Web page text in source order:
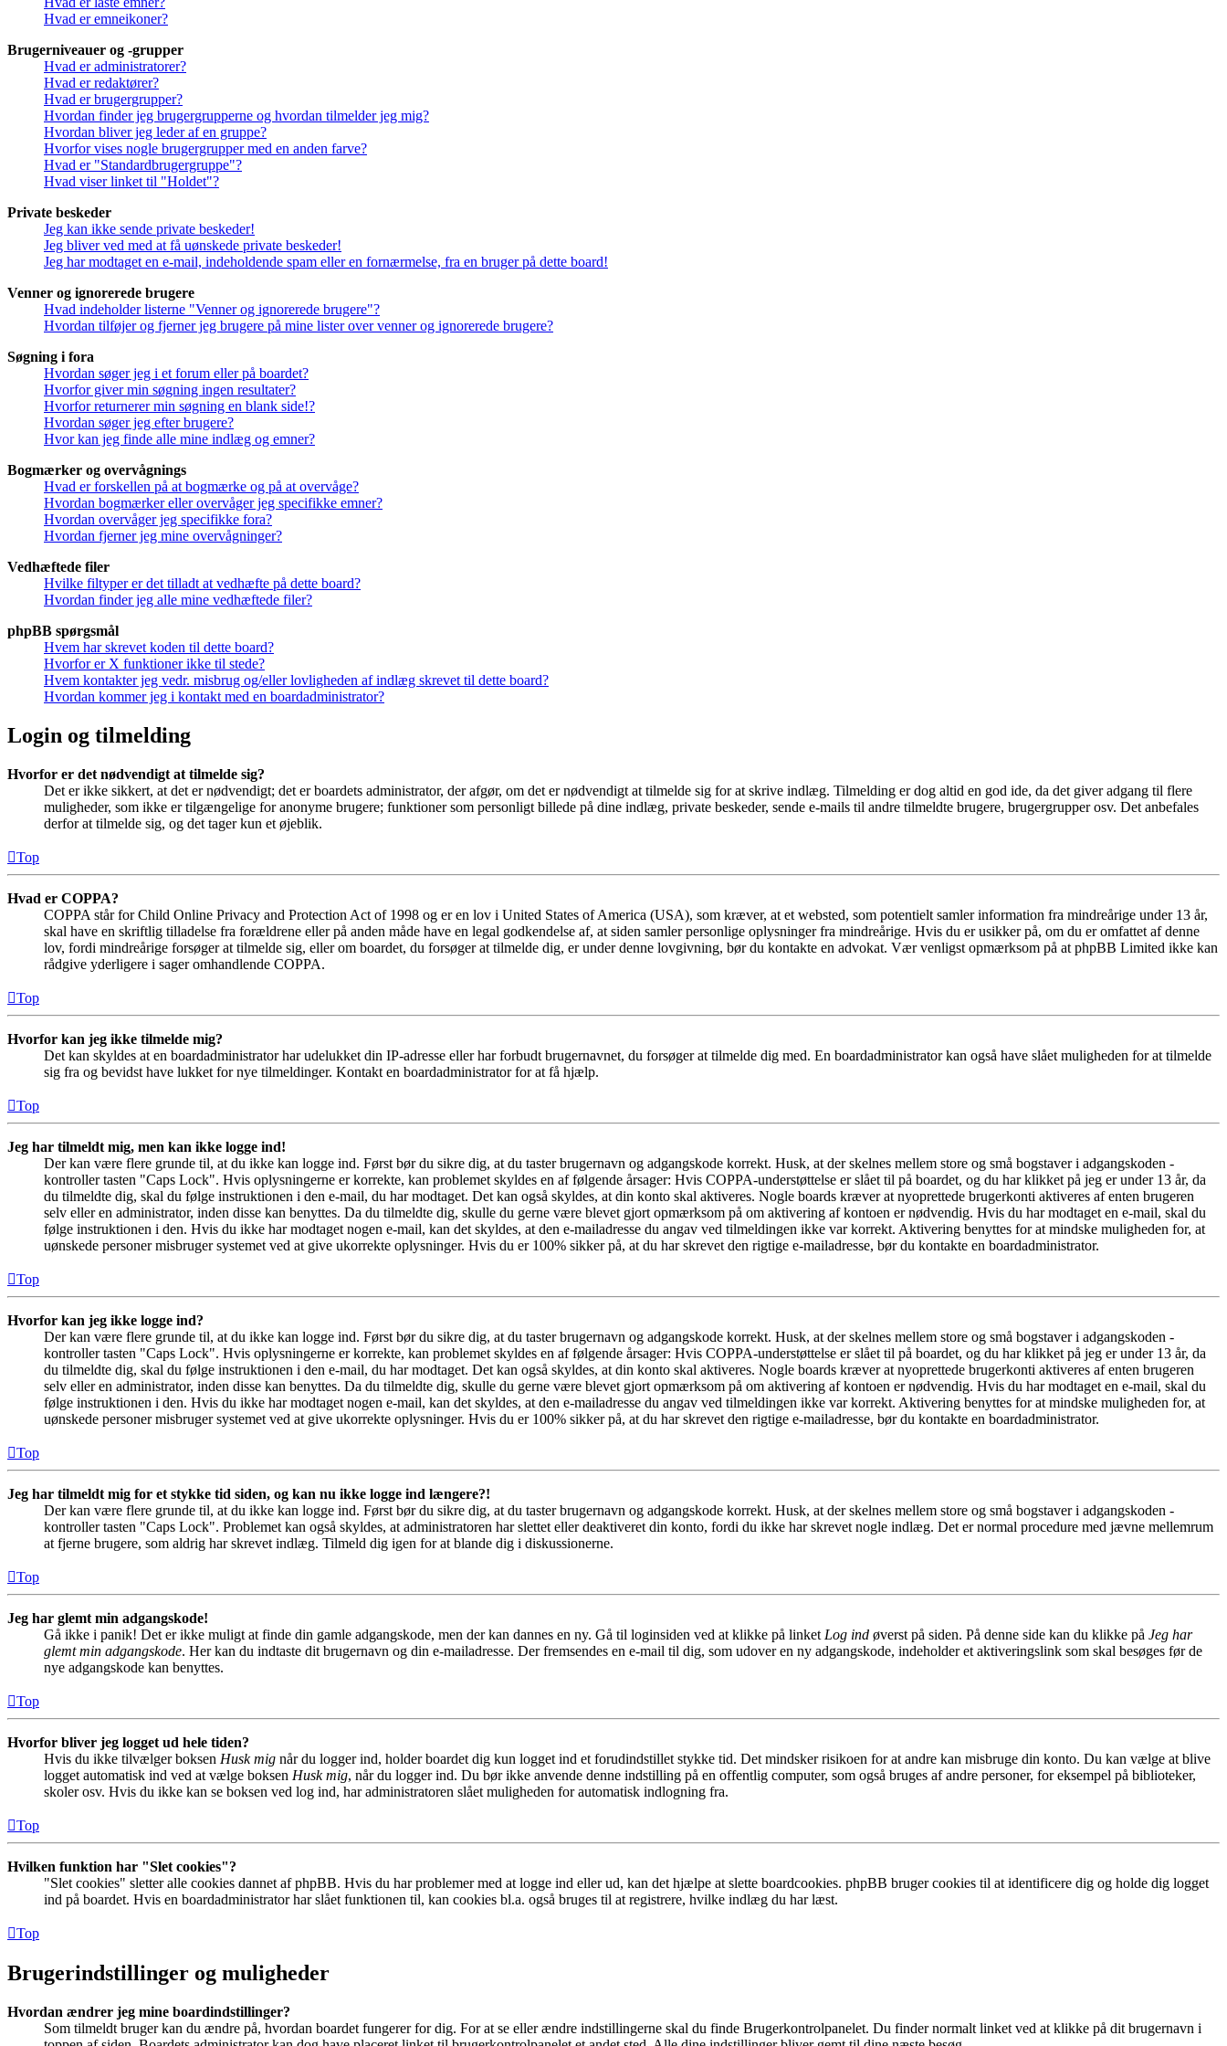
Hvad er emneikoner?
Brugerniveauer og -grupper
Hvad er administratorer?
Hvad er redaktører?
Hvad er brugergrupper?
Hvordan finder jeg brugergrupperne og hvordan tilmelder jeg mig?
Hvordan bliver jeg leder af en gruppe?
Hvorfor vises nogle brugergrupper med en anden farve?
Hvad er "Standardbrugergruppe"?
Hvad viser linket til "Holdet"?
Private beskeder
Jeg kan ikke sende private beskeder!
Jeg bliver ved med at få uønskede private beskeder!
Jeg har modtaget en e-mail, indeholdende spam eller en fornærmelse, fra en bruger på dette board!
Venner og ignorerede brugere
Hvad indeholder listerne "Venner og ignorerede brugere"?
Hvordan tilføjer og fjerner jeg brugere på mine lister over venner og ignorerede brugere?
Søgning i fora
Hvordan søger jeg i et forum eller på boardet?
Hvorfor giver min søgning ingen resultater?
Hvorfor returnerer min søgning en blank side!?
Hvordan søger jeg efter brugere?
Hvor kan jeg finde alle mine indlæg og emner?
Bogmærker og overvågnings
Hvad er forskellen på at bogmærke og på at overvåge?
Hvordan bogmærker eller overvåger jeg specifikke emner?
Hvordan overvåger jeg specifikke fora?
Hvordan fjerner jeg mine overvågninger?
Vedhæftede filer
Hvilke filtyper er det tilladt at vedhæfte på dette board?
Hvordan finder jeg alle mine vedhæftede filer?
phpBB spørgsmål
Hvem har skrevet koden til dette board?
Hvorfor er X funktioner ikke til stede?
Hvem kontakter jeg vedr. misbrug og/eller lovligheden af indlæg skrevet til dette board?
Hvordan kommer jeg i kontakt med en boardadministrator?
Login og tilmelding
Hvorfor er det nødvendigt at tilmelde sig?
Det er ikke sikkert, at det er nødvendigt; det er boardets administrator, der afgør, om det er nødvendigt at tilmelde sig for at skrive indlæg. Tilmelding er dog altid en god ide, da det giver adgang til flere
muligheder, som ikke er tilgængelige for anonyme brugere; funktioner som personligt billede på dine indlæg, private beskeder, sende e-mails til andre tilmeldte brugere, brugergrupper osv. Det anbefales
derfor at tilmelde sig, og det tager kun et øjeblik.
Top
Hvad er COPPA?
COPPA står for Child Online Privacy and Protection Act of 1998 og er en lov i United States of America (USA), som kræver, at et websted, som potentielt samler information fra mindreårige under 13 år,
skal have en skriftlig tilladelse fra forældrene eller på anden måde have en legal godkendelse af, at siden samler personlige oplysninger fra mindreårige. Hvis du er usikker på, om du er omfattet af denne
lov, fordi mindreårige forsøger at tilmelde sig, eller om boardet, du forsøger at tilmelde dig, er under denne lovgivning, bør du kontakte en advokat. Vær venligst opmærksom på at phpBB Limited ikke kan
rådgive yderligere i sager omhandlende COPPA.
Top
Hvorfor kan jeg ikke tilmelde mig?
Det kan skyldes at en boardadministrator har udelukket din IP-adresse eller har forbudt brugernavnet, du forsøger at tilmelde dig med. En boardadministrator kan også have slået muligheden for at tilmelde
sig fra og bevidst have lukket for nye tilmeldinger. Kontakt en boardadministrator for at få hjælp.
Top
Jeg har tilmeldt mig, men kan ikke logge ind!
Der kan være flere grunde til, at du ikke kan logge ind. Først bør du sikre dig, at du taster brugernavn og adgangskode korrekt. Husk, at der skelnes mellem store og små bogstaver i adgangskoden -
kontroller tasten "Caps Lock". Hvis oplysningerne er korrekte, kan problemet skyldes en af følgende årsager: Hvis COPPA-understøttelse er slået til på boardet, og du har klikket på jeg er under 13 år, da
du tilmeldte dig, skal du følge instruktionen i den e-mail, du har modtaget. Det kan også skyldes, at din konto skal aktiveres. Nogle boards kræver at nyoprettede brugerkonti aktiveres af enten brugeren
selv eller en administrator, inden disse kan benyttes. Da du tilmeldte dig, skulle du gerne være blevet gjort opmærksom på om aktivering af kontoen er nødvendig. Hvis du har modtaget en e-mail, skal du
følge instruktionen i den. Hvis du ikke har modtaget nogen e-mail, kan det skyldes, at den e-mailadresse du angav ved tilmeldingen ikke var korrekt. Aktivering benyttes for at mindske muligheden for, at
uønskede personer misbruger systemet ved at give ukorrekte oplysninger. Hvis du er 100% sikker på, at du har skrevet den rigtige e-mailadresse, bør du kontakte en boardadministrator.
Top
Hvorfor kan jeg ikke logge ind?
Der kan være flere grunde til, at du ikke kan logge ind. Først bør du sikre dig, at du taster brugernavn og adgangskode korrekt. Husk, at der skelnes mellem store og små bogstaver i adgangskoden -
kontroller tasten "Caps Lock". Hvis oplysningerne er korrekte, kan problemet skyldes en af følgende årsager: Hvis COPPA-understøttelse er slået til på boardet, og du har klikket på jeg er under 13 år, da
du tilmeldte dig, skal du følge instruktionen i den e-mail, du har modtaget. Det kan også skyldes, at din konto skal aktiveres. Nogle boards kræver at nyoprettede brugerkonti aktiveres af enten brugeren
selv eller en administrator, inden disse kan benyttes. Da du tilmeldte dig, skulle du gerne være blevet gjort opmærksom på om aktivering af kontoen er nødvendig. Hvis du har modtaget en e-mail, skal du
følge instruktionen i den. Hvis du ikke har modtaget nogen e-mail, kan det skyldes, at den e-mailadresse du angav ved tilmeldingen ikke var korrekt. Aktivering benyttes for at mindske muligheden for, at
uønskede personer misbruger systemet ved at give ukorrekte oplysninger. Hvis du er 100% sikker på, at du har skrevet den rigtige e-mailadresse, bør du kontakte en boardadministrator.
Top
Jeg har tilmeldt mig for et stykke tid siden, og kan nu ikke logge ind længere?!
Der kan være flere grunde til, at du ikke kan logge ind. Først bør du sikre dig, at du taster brugernavn og adgangskode korrekt. Husk, at der skelnes mellem store og små bogstaver i adgangskoden -
kontroller tasten "Caps Lock". Problemet kan også skyldes, at administratoren har slettet eller deaktiveret din konto, fordi du ikke har skrevet nogle indlæg. Det er normal procedure med jævne mellemrum
at fjerne brugere, som aldrig har skrevet indlæg. Tilmeld dig igen for at blande dig i diskussionerne.
Top
Jeg har glemt min adgangskode!
Gå ikke i panik! Det er ikke muligt at finde din gamle adgangskode, men der kan dannes en ny. Gå til loginsiden ved at klikke på linket Log ind øverst på siden. På denne side kan du klikke på Jeg har
glemt min adgangskode. Her kan du indtaste dit brugernavn og din e-mailadresse. Der fremsendes en e-mail til dig, som udover en ny adgangskode, indeholder et aktiveringslink som skal besøges før de
nye adgangskode kan benyttes.
Top
Hvorfor bliver jeg logget ud hele tiden?
Hvis du ikke tilvælger boksen Husk mig når du logger ind, holder boardet dig kun logget ind et forudindstillet stykke tid. Det mindsker risikoen for at andre kan misbruge din konto. Du kan vælge at blive
logget automatisk ind ved at vælge boksen Husk mig, når du logger ind. Du bør ikke anvende denne indstilling på en offentlig computer, som også bruges af andre personer, for eksempel på biblioteker,
skoler osv. Hvis du ikke kan se boksen ved log ind, har administratoren slået muligheden for automatisk indlogning fra.
Top
Hvilken funktion har "Slet cookies"?
"Slet cookies" sletter alle cookies dannet af phpBB. Hvis du har problemer med at logge ind eller ud, kan det hjælpe at slette boardcookies. phpBB bruger cookies til at identificere dig og holde dig logget
ind på boardet. Hvis en boardadministrator har slået funktionen til, kan cookies bl.a. også bruges til at registrere, hvilke indlæg du har læst.
Top
Brugerindstillinger og muligheder
Hvordan ændrer jeg mine boardindstillinger?
Som tilmeldt bruger kan du ændre på, hvordan boardet fungerer for dig. For at se eller ændre indstillingerne skal du finde Brugerkontrolpanelet. Du finder normalt linket ved at klikke på dit brugernavn i